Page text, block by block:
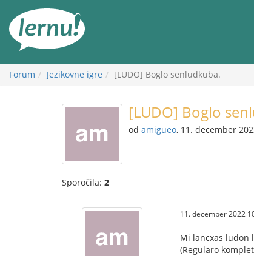
vsebini
Forum Jezikovne igre [LUDO] Boglo senludkuba.
[LUDO] Boglo
od amigueo, 11. december
Sporočila: 2
11. december 2022
Mi lancxas ludon
(Regularo